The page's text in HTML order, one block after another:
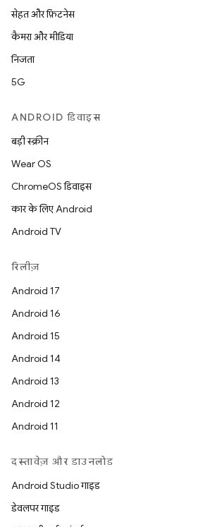
सेहत और फ़िटनेस
कैमरा और मीडिया
निजता
5G
ANDROID डिवाइस
बड़ी स्क्रीन
Wear OS
ChromeOS डिवाइस
कार के लिए Android
Android TV
रिलीज़
Android 17
Android 16
Android 15
Android 14
Android 13
Android 12
Android 11
दस्तावेज़ और डाउनलोड
Android Studio गाइड
डेवलपर गाइड